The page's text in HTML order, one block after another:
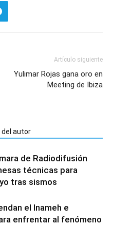
Artículo siguiente
Yulimar Rojas gana oro en
Meeting de Ibiza
del autor
de Radiodifusión
técnicas para
tras sismos
el Inameh e
enfrentar al fenómeno